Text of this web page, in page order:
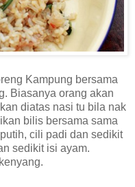
Kampung bersama
Biasanya orang akan
diatas nasi tu bila nak
bilis bersama sama
cili padi dan sedikit
sedikit isi ayam.